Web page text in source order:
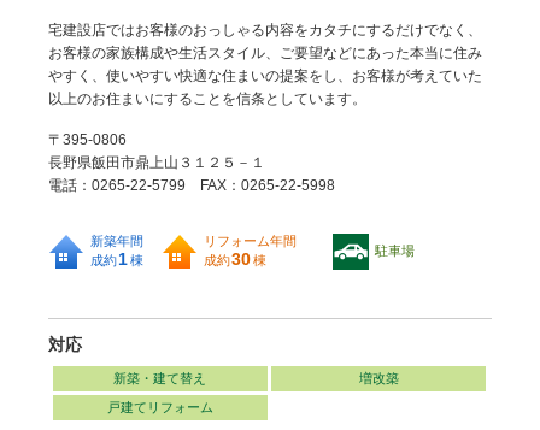
宅建設店ではお客様のおっしゃる内容をカタチにするだけでなく、
お客様の家族構成や生活スタイル、ご要望などにあった本当に住み
やすく、使いやすい快適な住まいの提案をし、お客様が考えていた
以上のお住まいにすることを信条としています。
〒395-0806
長野県飯田市鼎上山３１２５－１
電話：0265-22-5799 FAX：0265-22-5998
新築年間
成約1棟
リフォーム年間
成約30棟
駐車場
対応
新築・建て替え 増改築
戸建てリフォーム